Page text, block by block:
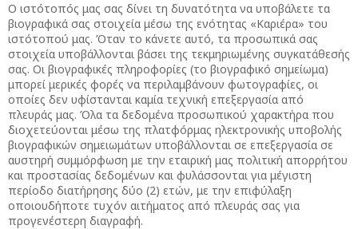
Ο ιστότοπός μας σας δίνει τη δυνατότητα να υποβάλετε τα
βιογραφικά σας στοιχεία μέσω της ενότητας «Καριέρα» του
ιστότοπού μας. Όταν το κάνετε αυτό, τα προσωπικά σας
στοιχεία υποβάλλονται βάσει της τεκμηριωμένης συγκατάθεσής
σας. Οι βιογραφικές πληροφορίες (το βιογραφικό σημείωμα)
μπορεί μερικές φορές να περιλαμβάνουν φωτογραφίες, οι
οποίες δεν υφίστανται καμία τεχνική επεξεργασία από
πλευράς μας. Όλα τα δεδομένα προσωπικού χαρακτήρα που
διοχετεύονται μέσω της πλατφόρμας ηλεκτρονικής υποβολής
βιογραφικών σημειωμάτων υποβάλλονται σε επεξεργασία σε
αυστηρή συμμόρφωση με την εταιρική μας πολιτική απορρήτου
και προστασίας δεδομένων και φυλάσσονται για μέγιστη
περίοδο διατήρησης δύο (2) ετών, με την επιφύλαξη
οποιουδήποτε τυχόν αιτήματος από πλευράς σας για
προγενέστερη διαγραφή.